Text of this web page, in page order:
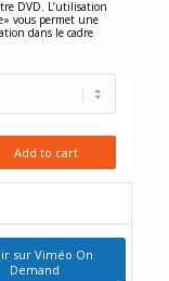
DVD. L’utilisation
vous permet une
dans le cadre
Add to cart
sur Viméo On
Demand